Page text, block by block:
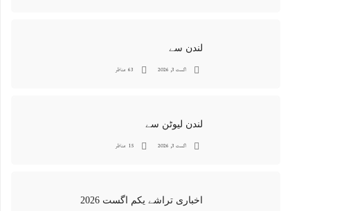
لندن سے
اگست 3, 2026 63 مناظر
لندن لیوٹن سے
اگست 3, 2026 15 مناظر
اخباری تراشے یکم اگست 2026